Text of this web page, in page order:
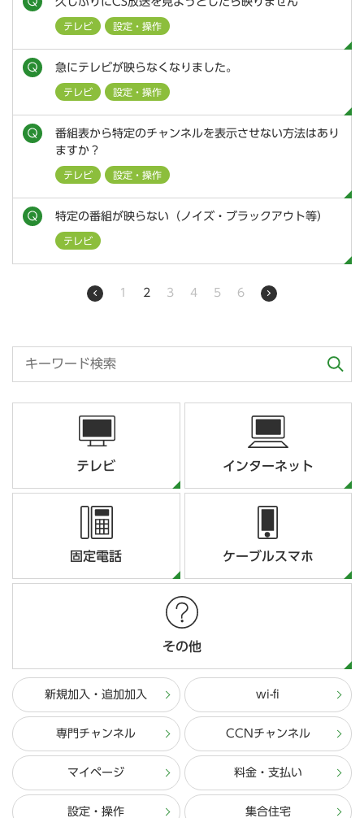
テレビ 設定・操作
急にテレビが映らなくなりました。
テレビ 設定・操作
番組表から特定のチャンネルを表示させない方法はあり
ますか？
テレビ 設定・操作
特定の番組が映らない（ノイズ・ブラックアウト等）
テレビ
1 2 3 4 5 6
テレビ インターネット
固定電話 ケーブルスマホ
その他
新規加入・追加加入 wi-fi
専門チャンネル CCNチャンネル
マイページ 料金・支払い
設定・操作 集合住宅